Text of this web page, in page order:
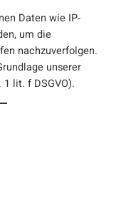
Daten wie IP-
um die
nachzuverfolgen.
unserer
lit. f DSGVO).